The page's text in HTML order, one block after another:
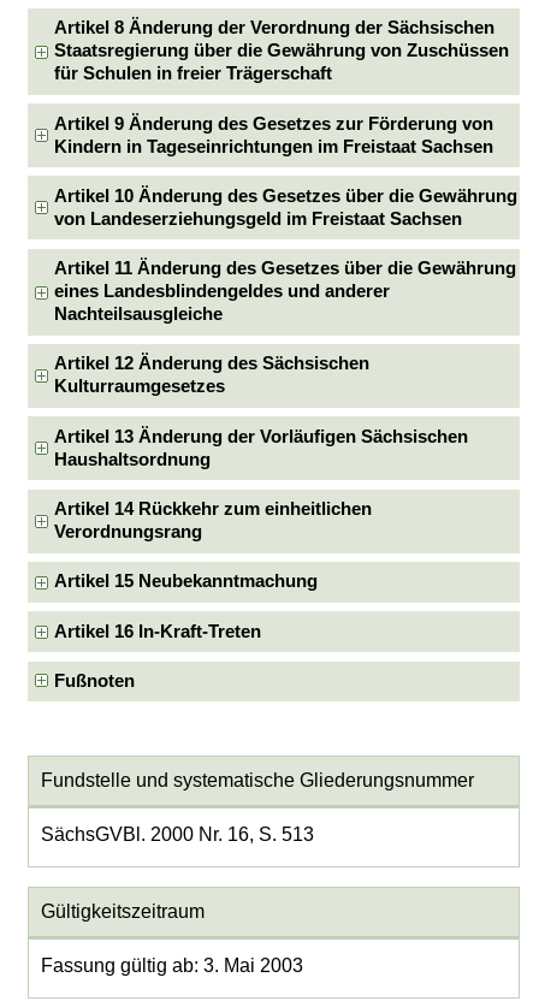
Artikel 8 Änderung der Verordnung der Sächsischen
Staatsregierung über die Gewährung von Zuschüssen
für Schulen in freier Trägerschaft
Artikel 9 Änderung des Gesetzes zur Förderung von
Kindern in Tageseinrichtungen im Freistaat Sachsen
Artikel 10 Änderung des Gesetzes über die Gewährung
von Landeserziehungsgeld im Freistaat Sachsen
Artikel 11 Änderung des Gesetzes über die Gewährung
eines Landesblindengeldes und anderer
Nachteilsausgleiche
Artikel 12 Änderung des Sächsischen
Kulturraumgesetzes
Artikel 13 Änderung der Vorläufigen Sächsischen
Haushaltsordnung
Artikel 14 Rückkehr zum einheitlichen
Verordnungsrang
Artikel 15 Neubekanntmachung
Artikel 16 In-Kraft-Treten
Fußnoten
Fundstelle und systematische Gliederungsnummer
SächsGVBl. 2000 Nr. 16, S. 513
Gültigkeitszeitraum
Fassung gültig ab: 3. Mai 2003